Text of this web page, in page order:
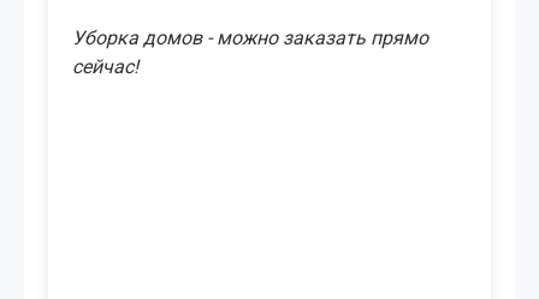
Уборка домов - можно заказать прямо
сейчас!